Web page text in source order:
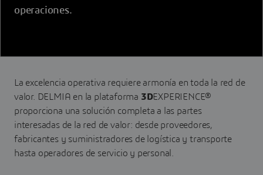
operaciones.
La excelencia operativa requiere armonía en toda la red de
valor. DELMIA en la plataforma 3DEXPERIENCE®
proporciona una solución completa a las partes
interesadas de la red de valor: desde proveedores,
fabricantes y suministradores de logística y transporte
hasta operadores de servicio y personal.